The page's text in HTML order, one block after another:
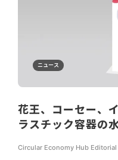
ニュース
花王、コーセー、
ラスチック容器の
Circular Economy Hub Editorial